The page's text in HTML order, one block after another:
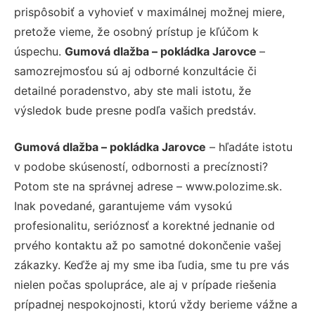
prispôsobiť a vyhovieť v maximálnej možnej miere,
pretože vieme, že osobný prístup je kľúčom k
úspechu. Gumová dlažba – pokládka Jarovce –
samozrejmosťou sú aj odborné konzultácie či
detailné poradenstvo, aby ste mali istotu, že
výsledok bude presne podľa vašich predstáv.
Gumová dlažba – pokládka Jarovce – hľadáte istotu
v podobe skúseností, odbornosti a precíznosti?
Potom ste na správnej adrese – www.polozime.sk.
Inak povedané, garantujeme vám vysokú
profesionalitu, serióznosť a korektné jednanie od
prvého kontaktu až po samotné dokončenie vašej
zákazky. Keďže aj my sme iba ľudia, sme tu pre vás
nielen počas spolupráce, ale aj v prípade riešenia
prípadnej nespokojnosti, ktorú vždy berieme vážne a